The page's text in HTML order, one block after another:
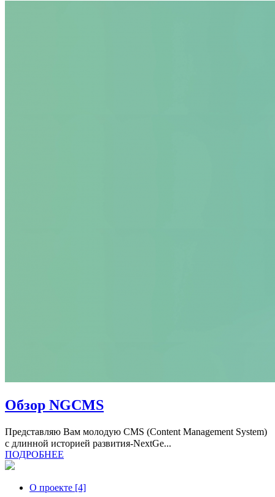
Обзор NGCMS
Представляю Вам молодую CMS (Content Management System)
с длинной историей развития-NextGe...
ПОДРОБНЕЕ
О проекте [4]